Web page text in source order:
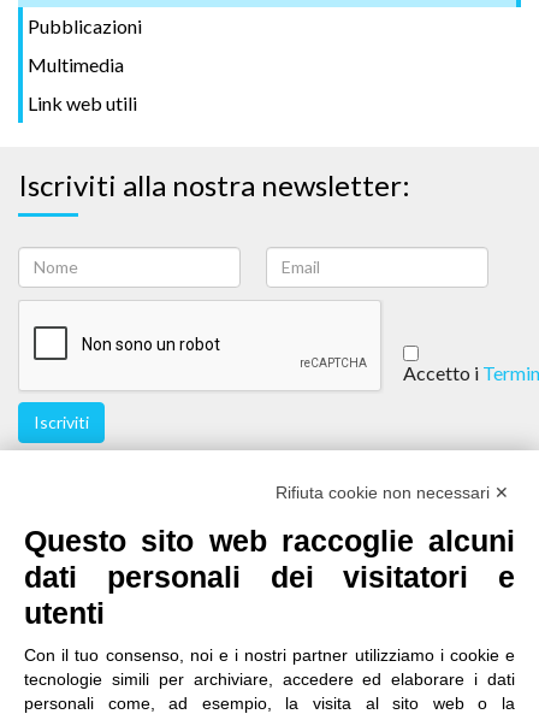
Pubblicazioni
Multimedia
Link web utili
Iscriviti alla nostra newsletter:
Accetto i
Iscriviti
Rifiuta cookie non necessari ✕
Questo sito web raccoglie alcuni
dati personali dei visitatori e
utenti
Con il tuo consenso, noi e i nostri partner utilizziamo i cookie e
tecnologie simili per archiviare, accedere ed elaborare i dati
personali come, ad esempio, la visita al sito web o la